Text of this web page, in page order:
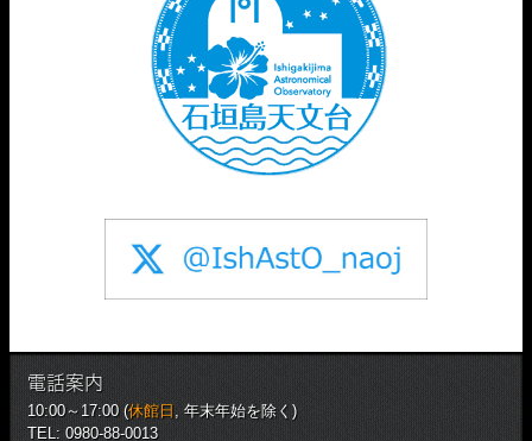
電話案内
10:00～17:00 (休館日 , 年末年始を除く)
TEL: 0980-88-0013